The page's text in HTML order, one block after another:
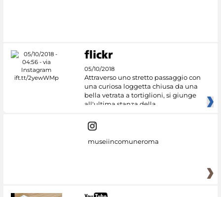
05/10/2018
Attraverso uno stretto passaggio con
una curiosa loggetta chiusa da una
bella vetrata a tortiglioni, si giunge
all'ultima stanza della
museiincomuneroma